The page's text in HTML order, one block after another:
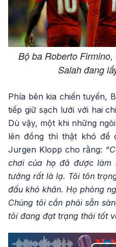
Bộ ba Roberto
Salah đang
Phía bên kia chiến tuyến,
tiếp giữ sạch lưới với hai
Dù vậy, một khi những
lên đồng thì thật khó để
Jurgen Klopp cho rằng:
chơi của họ đã được làm
tưởng rất là lạ. Tôi tôn
đấu khó khăn. Họ phòng
Chúng tôi cần phải sẵn
tôi đang đạt trạng thái tốt